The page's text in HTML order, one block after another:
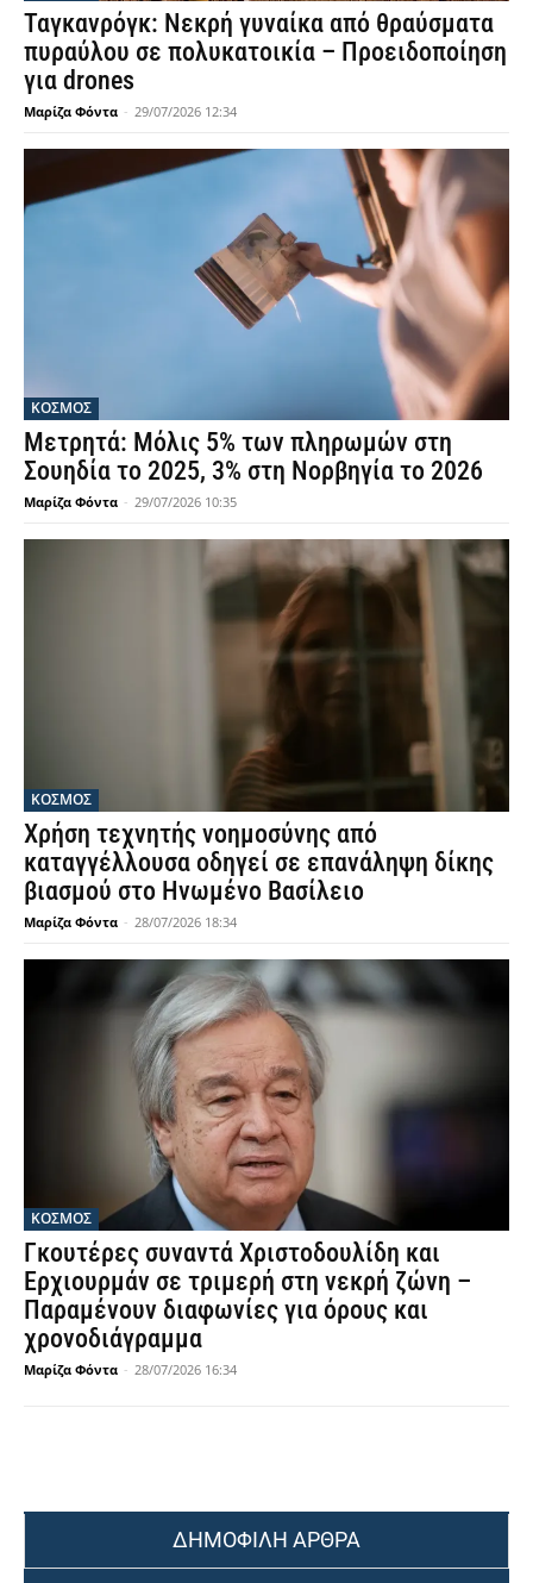
Ταγκανρόγκ: Νεκρή γυναίκα από θραύσματα
πυραύλου σε πολυκατοικία – Προειδοποίηση
για drones
Μαρίζα Φόντα - 29/07/2026 12:34
ΚΟΣΜΟΣ
Μετρητά: Μόλις 5% των πληρωμών στη
Σουηδία το 2025, 3% στη Νορβηγία το 2026
Μαρίζα Φόντα - 29/07/2026 10:35
ΚΟΣΜΟΣ
Χρήση τεχνητής νοημοσύνης από
καταγγέλλουσα οδηγεί σε επανάληψη δίκης
βιασμού στο Ηνωμένο Βασίλειο
Μαρίζα Φόντα - 28/07/2026 18:34
ΚΟΣΜΟΣ
Γκουτέρες συναντά Χριστοδουλίδη και
Ερχιουρμάν σε τριμερή στη νεκρή ζώνη –
Παραμένουν διαφωνίες για όρους και
χρονοδιάγραμμα
Μαρίζα Φόντα - 28/07/2026 16:34
ΔΗΜΟΦΙΛΗ ΑΡΘΡΑ